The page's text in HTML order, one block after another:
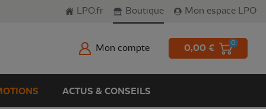
LPO.fr Boutique Mon espace LPO
Mon compte 0,00 € 0
ACTUS & CONSEILS